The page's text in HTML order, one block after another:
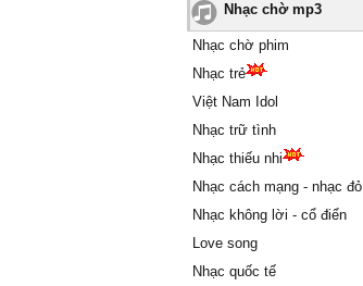
Nhạc chờ mp3
Nhạc chờ phim
Nhạc trẻ
Việt Nam Idol
Nhạc trữ tình
Nhạc thiếu nhi
Nhạc cách mạng - nhạc đỏ
Nhạc không lời - cổ điển
Love song
Nhạc quốc tế